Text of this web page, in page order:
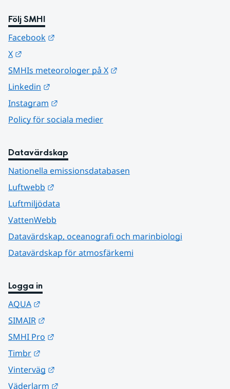
Följ SMHI
Facebook
X
SMHIs meteorologer på X
Linkedin
Instagram
Policy för sociala medier
Datavärdskap
Nationella emissionsdatabasen
Luftwebb
Luftmiljödata
VattenWebb
Datavärdskap, oceanografi och marinbiologi
Datavärdskap för atmosfärkemi
Logga in
AQUA
SIMAIR
SMHI Pro
Timbr
Vinterväg
Väderlarm